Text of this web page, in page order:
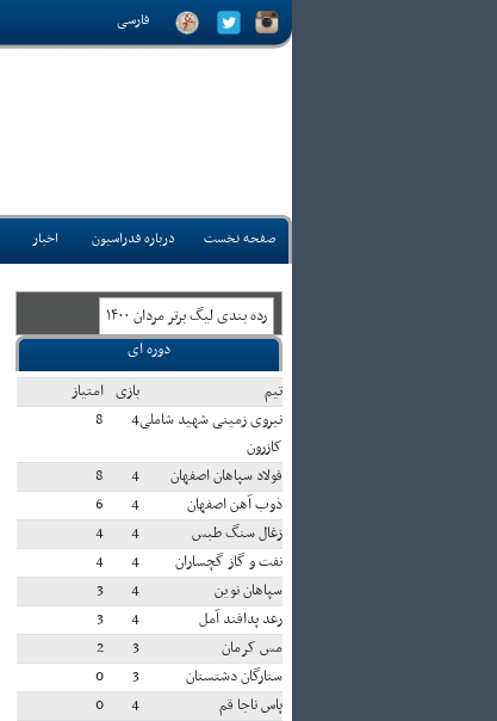
فارسی
صفحه نخست درباره فدراسیون اخبار
رده بندی ليگ برتر مردان ۱۴۰۰
دوره ای
تيم
بازی امتياز
نیروی زمینی شهید شاملی
کازرون
4
8
فولاد سپاهان اصفهان 4
8
ذوب آهن اصفهان
4
6
زغال سنگ طبس
4
4
نفت و گاز گچساران
4
4
سپاهان نوین
4
3
رعد پدافند آمل
4
3
مس کرمان
3
2
ستارگان دشتستان
3
0
پاس ناجا قم
4
0